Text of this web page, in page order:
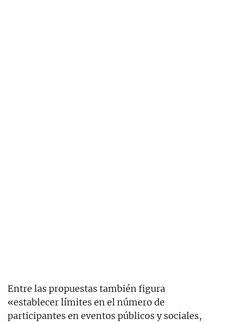
Entre las propuestas también figura
«establecer límites en el número de
participantes en eventos públicos y sociales,